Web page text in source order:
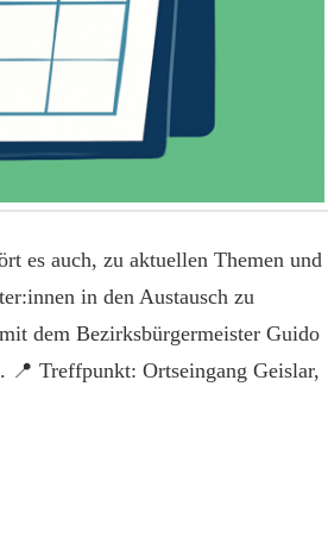
es auch, zu aktuellen Themen und
in den Austausch zu
dem Bezirksbürgermeister Guido
📍 Treffpunkt: Ortseingang Geislar,